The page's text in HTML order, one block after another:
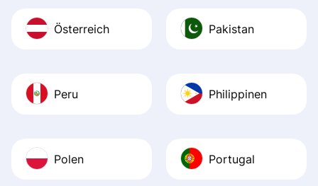
Österreich Pakistan
Peru Philippinen
Polen Portugal